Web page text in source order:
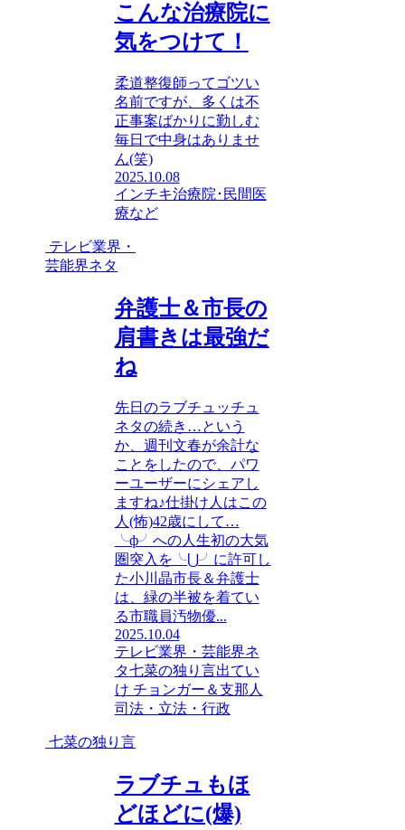
こんな治療院に
気をつけて！
柔道整復師ってゴツい
名前ですが、多くは不
正事案ばかりに勤しむ
毎日で中身はありませ
ん(笑)
2025.10.08
インチキ治療院･民間医
療など
テレビ業界・
芸能界ネタ
弁護士＆市長の
肩書きは最強だ
ね
先日のラブチュッチュ
ネタの続き…という
か、週刊文春が余計な
ことをしたので、パワ
ーユーザーにシェアし
ますね♪仕掛け人はこの
人(怖)42歳にして…
╰ф╯への人生初の大気
圏突入を╰⋃╯に許可し
た小川晶市長＆弁護士
は、緑の半被を着てい
る市職員汚物優...
2025.10.04
テレビ業界・芸能界ネ
タ七菜の独り言出てい
け チョンガー＆支那人
司法・立法・行政
七菜の独り言
ラブチュもほ
どほどに(爆)